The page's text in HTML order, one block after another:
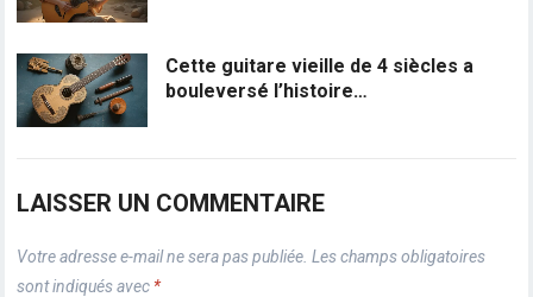
Cette guitare vieille de 4 siècles a
bouleversé l’histoire…
LAISSER UN COMMENTAIRE
Votre adresse e-mail ne sera pas publiée. Les champs obligatoires
sont indiqués avec *